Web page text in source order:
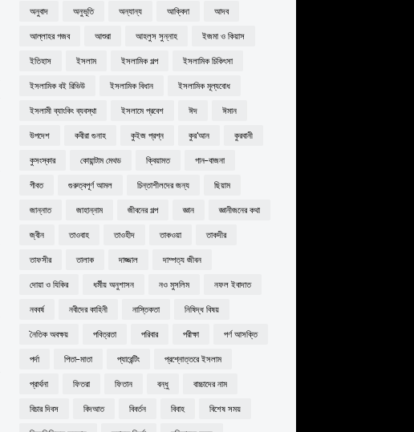
অনুবাদ
অনুভূতি অন্যান্য আক্বিদা
আদব
আল্লাহর গজব
আশুরা আহলুস সুন্নাহ
ইজমা ও কিয়াস
ইতিহাস
ইসলাম ইসলামিক গল্প
ইসলামিক চিকিৎসা
ইসলামিক বই রিভিউ
ইসলামিক বিধান
ইসলামিক মূল্যবোধ
ইসলামী ব্যাংকিং ব্যবস্থা
ইসলামে প্রবেশ ঈদ
ঈমান
উপদেশ
কবীরা গুনাহ কুইজ প্রশ্ন কুর'আন
কুরবানী
কুসংস্কার
কোয়ান্টাম মেথড ক্বিয়ামত
গান-বাজনা
গীবত
গুরুত্বপূর্ণ আমল চিন্তাশীলদের জন্য
ছিয়াম
জান্নাত
জাহান্নাম জীবনের গল্প জ্ঞান
জ্ঞানীজনের কথা
জ্বীন
তাওবাহ তাওহীদ তাকওয়া
তাকদীর
তাফসীর
তালাক দাজ্জাল
দাম্পত্য জীবন
দোয়া ও যিকির
ধর্মীয় অনুশাসন নও মুসলিম
নফল ইবাদাত
নববর্ষ
নবীদের কাহিনী নাস্তিকতা
নিষিদ্ধ বিষয়
নৈতিক অবক্ষয়
পবিত্রতা পরিবার পরীক্ষা
পর্ণ আসক্তি
পর্দা
পিতা-মাতা প্যারেন্টিং
প্রশ্নোত্তরে ইসলাম
প্রার্থনা
ফিতরা ফিতান বন্ধু
বাচ্চাদের নাম
বিচার দিবস
বিদআত বিবর্তন বিবাহ
বিশেষ সময়